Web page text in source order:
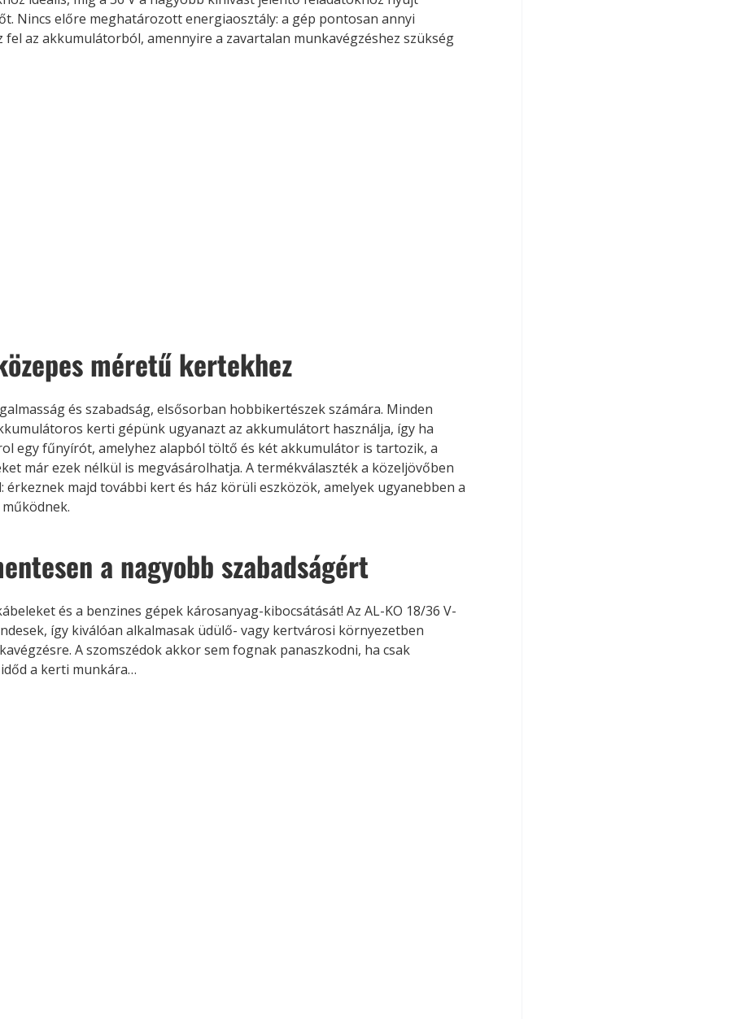
az
Old
új,
Együtt jobban megéri!
Bővebb információ itt!
Együtt jobban megéri! A
könyvek tetszőleges
párosítással kedvezményes
áron, 0 Ft postaköltséggel
Nincs előre meghatározott energiaosztály: a gép pontosan annyi
fel az akkumulátorból, amennyire a zavartalan munkavégzéshez szükség
méretű kertekhez
és szabadság, elsősorban hobbikertészek számára. Minden
kerti gépünk ugyanazt az akkumulátort használja, így ha
egy fűnyírót, amelyhez alapból töltő és két akkumulátor is tartozik, a
már ezek nélkül is megvásárolhatja. A termékválaszték a közeljövőben
érkeznek majd további kert és ház körüli eszközök, amelyek ugyanebben a
a nagyobb szabadságért
és a benzines gépek károsanyag-kibocsátását! Az AL-KO 18/36 V-
így kiválóan alkalmasak üdülő- vagy kertvárosi környezetben
A szomszédok akkor sem fognak panaszkodni, ha csak
a kerti munkára…